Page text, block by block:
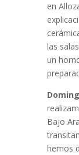
en
las
un
Bajo
hemos